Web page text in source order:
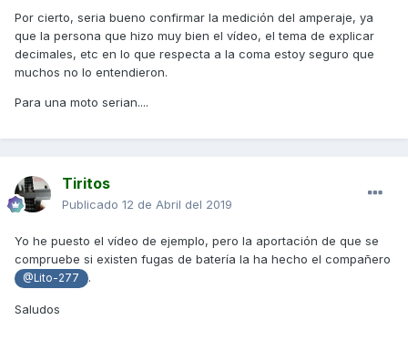
Por cierto, seria bueno confirmar la medición del amperaje, ya
que la persona que hizo muy bien el vídeo, el tema de explicar
decimales, etc en lo que respecta a la coma estoy seguro que
muchos no lo entendieron.
Para una moto serian....
Tiritos
Publicado 12 de Abril del 2019
Yo he puesto el vídeo de ejemplo, pero la aportación de que se
compruebe si existen fugas de batería la ha hecho el compañero
@Lito-277 .
Saludos